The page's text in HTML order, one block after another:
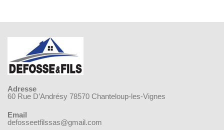
Adresse
60 Rue D’Andrésy 78570 Chanteloup-les-Vignes
Email
defosseetfilssas@gmail.com